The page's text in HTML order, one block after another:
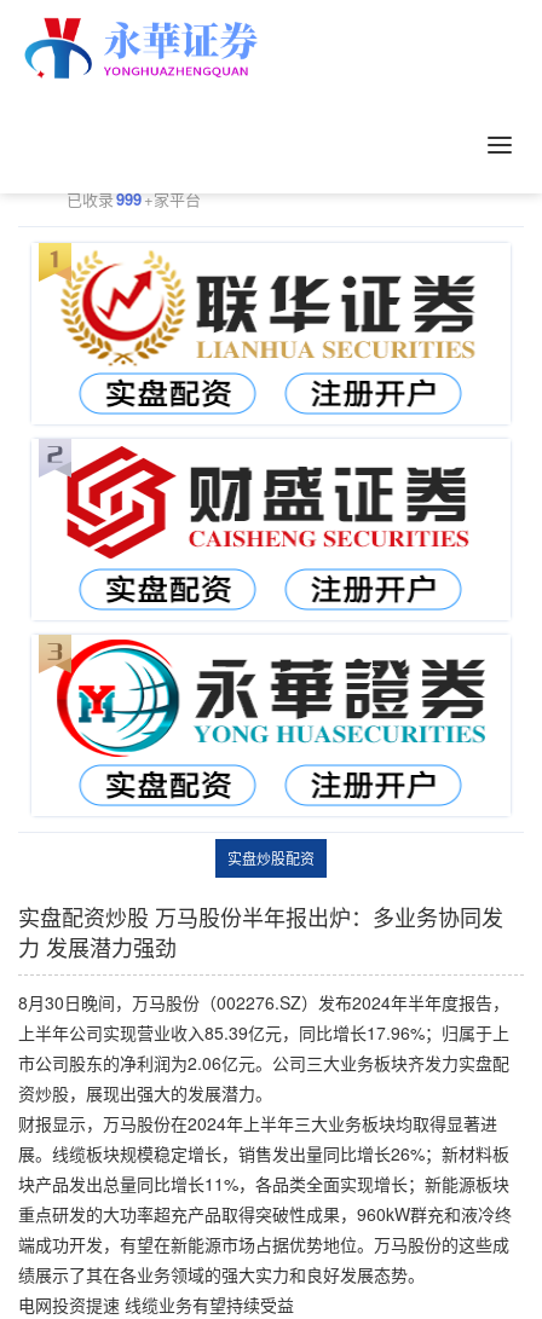
已收录999+家平台
实盘炒股配资
实盘配资炒股 万马股份半年报出炉：多业务协同发
力 发展潜力强劲
8月30日晚间，万马股份（002276.SZ）发布2024年半年度报告，
上半年公司实现营业收入85.39亿元，同比增长17.96%；归属于上
市公司股东的净利润为2.06亿元。公司三大业务板块齐发力实盘配
资炒股，展现出强大的发展潜力。
财报显示，万马股份在2024年上半年三大业务板块均取得显著进
展。线缆板块规模稳定增长，销售发出量同比增长26%；新材料板
块产品发出总量同比增长11%，各品类全面实现增长；新能源板块
重点研发的大功率超充产品取得突破性成果，960kW群充和液冷终
端成功开发，有望在新能源市场占据优势地位。万马股份的这些成
绩展示了其在各业务领域的强大实力和良好发展态势。
电网投资提速 线缆业务有望持续受益